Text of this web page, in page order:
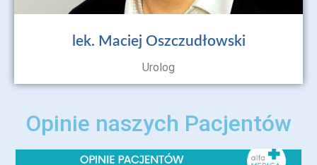
lek. Maciej Oszczudłowski
Urolog
Opinie naszych Pacjentów